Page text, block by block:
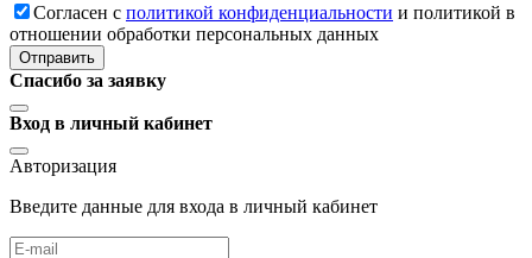
Cогласен с политикой конфиденциальности и политикой в
отношении обработки персональных данных
Отправить
Спасибо за заявку
Вход в личный кабинет
Авторизация
Введите данные для входа в личный кабинет